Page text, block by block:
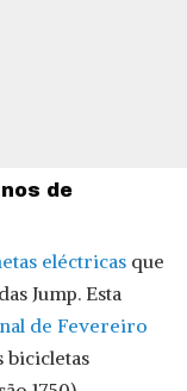
de
eléctricas que
Jump. Esta
de Fevereiro
bicicletas